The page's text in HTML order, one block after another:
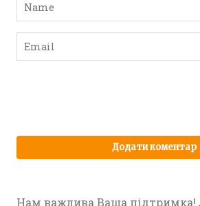
Нам важлива Ваша підтримка!